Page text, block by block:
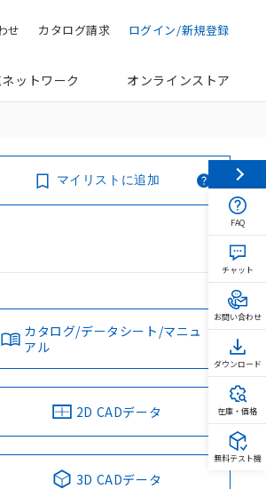
ログイン/新規登録
カタログ請求
せ
ットワーク オンラインストア
マイリストに追加
カタログ/データシート/マニュ
アル
2D CADデータ
3D CADデータ
FAQ
チャット
お問い合わせ
ダウンロード
在庫・価格
無料テスト機